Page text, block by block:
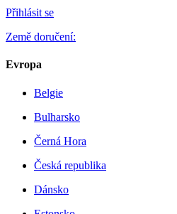
Přihlásit se
Země doručení:
Evropa
Belgie
Bulharsko
Černá Hora
Česká republika
Dánsko